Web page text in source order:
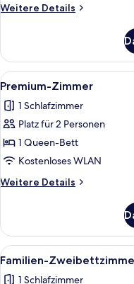
Weitere Details
Weitere
Zimmer
Alle
Fotos
für
Premium-
Zimmer
anzeigen
10
Premium-Zimmer
1 Schlafzimmer
Platz für 2 Personen
1 Queen-Bett
Kostenloses WLAN
Weitere Details
Weitere
Zimmer
Alle
Fotos
11
Familien-
1 Schlafzimmer